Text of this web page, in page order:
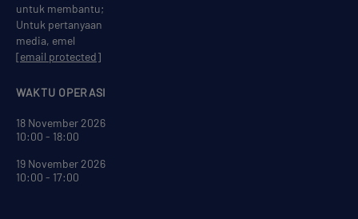
WAKTU OPERASI
18 November 2026
10:00 - 18:00
19 November 2026
10:00 - 17:00
untuk membantu;
Untuk pertanyaan
media, emel
[email protected]